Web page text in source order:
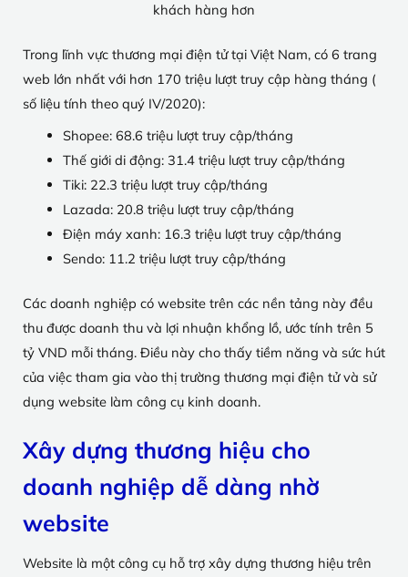
khách hàng hơn
Trong lĩnh vực thương mại điện tử tại Việt Nam, có 6 trang
web lớn nhất với hơn 170 triệu lượt truy cập hàng tháng (
số liệu tính theo quý IV/2020):
Shopee: 68.6 triệu lượt truy cập/tháng
Thế giới di động: 31.4 triệu lượt truy cập/tháng
Tiki: 22.3 triệu lượt truy cập/tháng
Lazada: 20.8 triệu lượt truy cập/tháng
Điện máy xanh: 16.3 triệu lượt truy cập/tháng
Sendo: 11.2 triệu lượt truy cập/tháng
Các doanh nghiệp có website trên các nền tảng này đều
thu được doanh thu và lợi nhuận khổng lồ, ước tính trên 5
tỷ VND mỗi tháng. Điều này cho thấy tiềm năng và sức hút
của việc tham gia vào thị trường thương mại điện tử và sử
dụng website làm công cụ kinh doanh.
Xây dựng thương hiệu cho
doanh nghiệp dễ dàng nhờ
website
Website là một công cụ hỗ trợ xây dựng thương hiệu trên